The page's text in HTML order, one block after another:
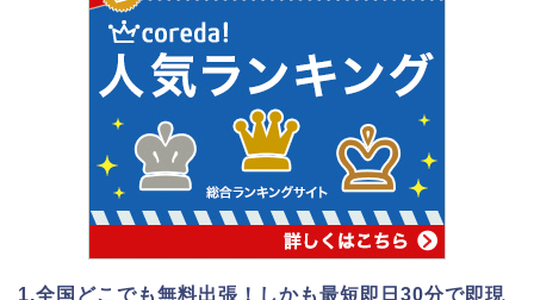
1.全国どこでも無料出張！しかも最短即日30分で即現